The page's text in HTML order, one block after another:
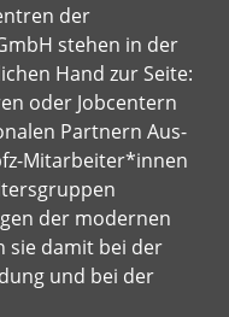
der
stehen in der
Hand zur Seite:
oder Jobcentern
Partnern Aus-
Mitarbeiter*innen
der modernen
sie damit bei der
und bei der